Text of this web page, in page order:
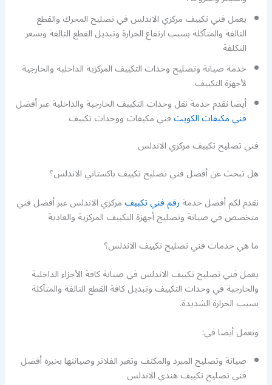
يعمل فني تكييف مركزي الاندلس في تصليح المحرك والقطع
التالفة والمتآكلة بسبب ارتفاع الحرارة وتبديل القطع التالفة وبسعر
التكلفة
خدمة صيانة وتصليح وحدات التكييف المركزية الداخلية والخارجية
لأجهزة التكييف.
أيضا نقدم خدمة نقل وحدات التكييف الخارجية والداخلية عبر أفضل
فني مكيفات الكويتفني مكيفات ووحدات تكييف
فني تصليح تكييف مركزي الاندلس
هل تبحث عن أفضل فني تصليح تكييف باكستاني الاندلس؟
نقدم لكم أفضل خدمةرقم فني تكييفمركزي الاندلس عبر أفضل فني
متخصص في صيانة وتصليح أجهزة التكييف المركزية والعادية
ما هي خدمات فني تصليح تكييف الاندلس؟
يعمل فني تصليح تكييف الاندلس في صيانة كافة الأجزاء الداخلية
والخارجية في وحدات التكييف وتبديل كافة القطع التالفة والمتآكلة
بسبب الحرارة الشديدة.
ونعمل أيضا في:
صيانة وتصليح المبرد والمكثف وتغير الفلاتر وصيانتها بخبرة أفضل
فني تصليح تكييف هندي الاندلس